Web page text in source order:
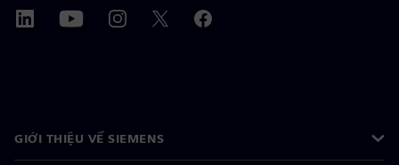
GIỚI THIỆU VỀ SIEMENS